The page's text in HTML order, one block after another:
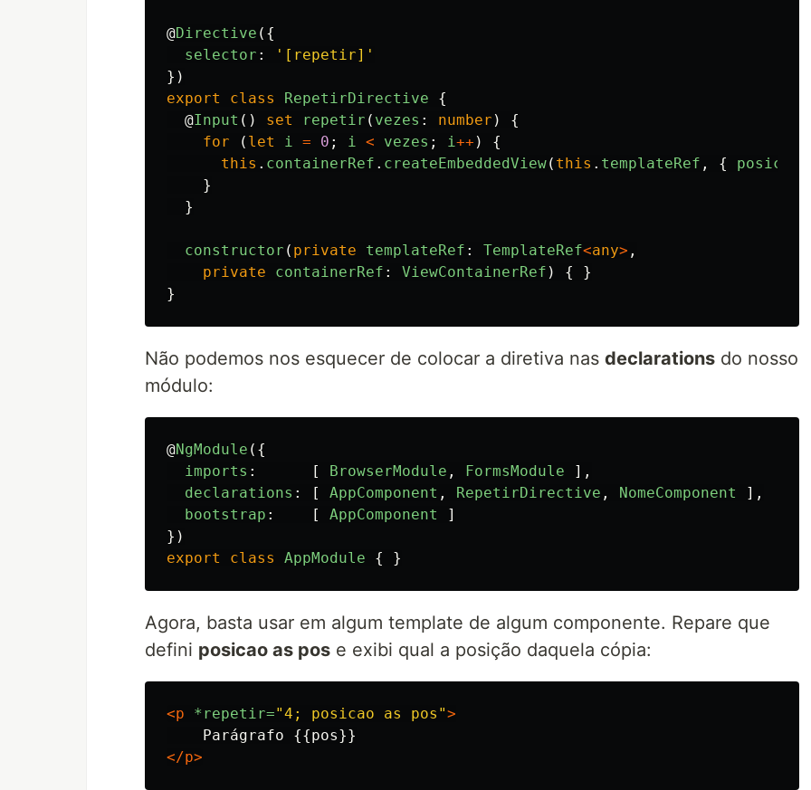
@Directive ({
selector : ' [repetir] '
})
export
class RepetirDirective
{
@Input () set repetir ( vezes : number )
{
for
( let i = 0 ; i < vezes ; i++ )
{
this . containerRef . createEmbeddedView( this . templateRef , { posicao
}
}
constructor ( private templateRef : TemplateRef<any> ,
private
containerRef : ViewContainerRef ) {
}
}
Não podemos nos esquecer de colocar a diretiva nas declarations do nosso
módulo:
@NgModule ({
imports : [ BrowserModule , FormsModule
],
declarations : [ AppComponent , RepetirDirective , NomeComponent
],
bootstrap : [ AppComponent
]
})
export
class AppModule { }
Agora, basta usar em algum template de algum componente. Repare que
defini posicao as pos e exibi qual a posição daquela cópia:
<p *repetir="4; posicao as pos">
</p>